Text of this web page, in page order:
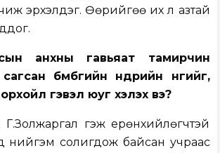
эрхэлдэг. Өөрийгөө их л азтай
анхны гавьяат тамирчин
бөмбөгийн өнөөдрийн өнгийг,
гэвэл юуг хэлэх вэ?
гэж ерөнхийлөгчтэй
нийгэм солигдож байсан учраас